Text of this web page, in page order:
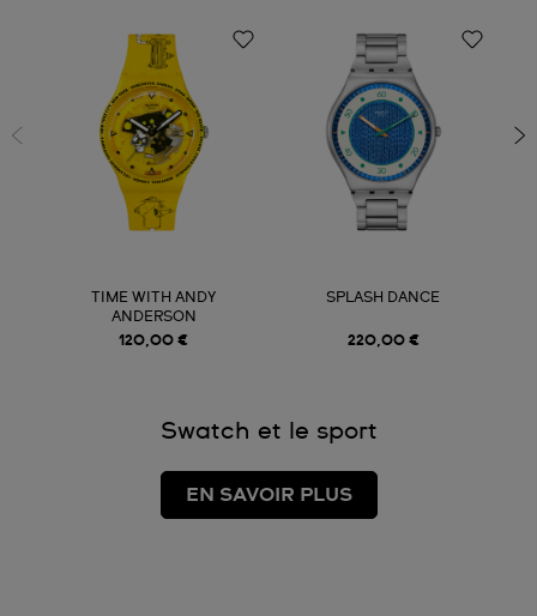
TIME WITH ANDY
ANDERSON
120,00 €
SPLASH DANCE
220,00 €
Swatch et le sport
EN SAVOIR PLUS